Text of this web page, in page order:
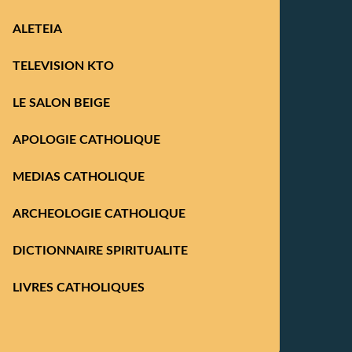
ALETEIA
TELEVISION KTO
LE SALON BEIGE
APOLOGIE CATHOLIQUE
MEDIAS CATHOLIQUE
ARCHEOLOGIE CATHOLIQUE
DICTIONNAIRE SPIRITUALITE
LIVRES CATHOLIQUES